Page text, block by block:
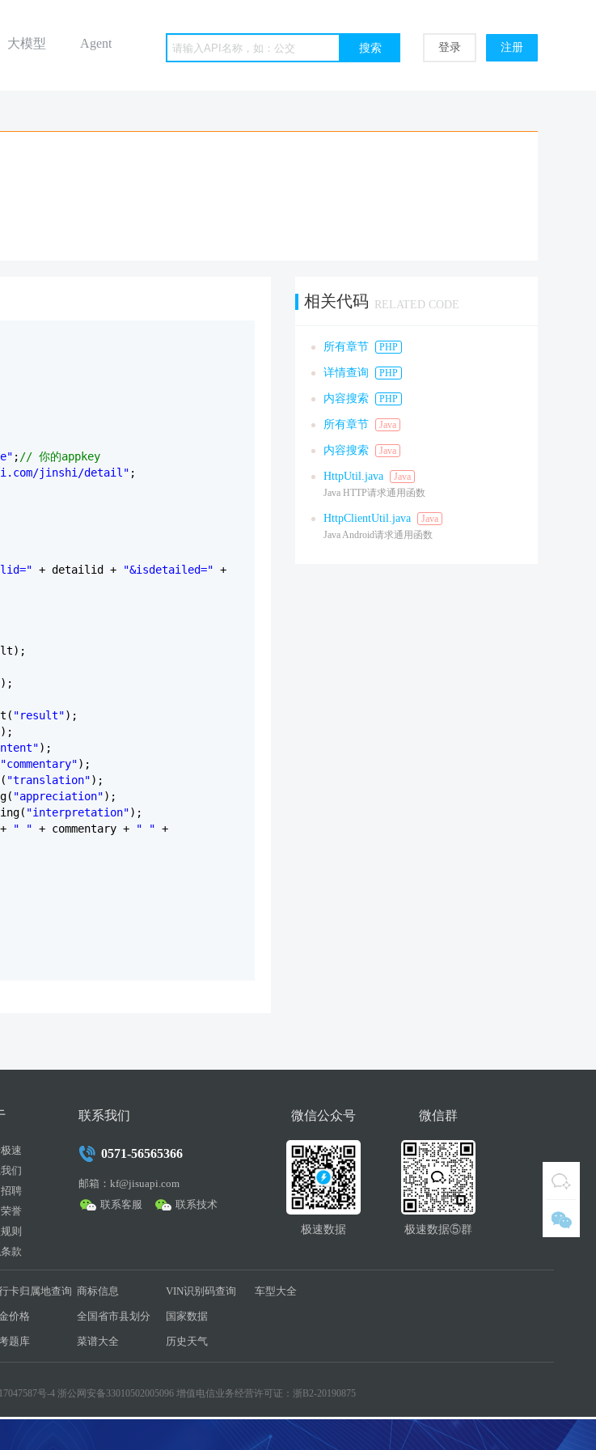
大模型 Agent 登录 注册
; // 你的appkey
jinshi/detail" ;
+ detailid + "&isdetailed=" +
"result");
);
);
"commentary");
"translation");
"appreciation");
"interpretation");
" " + commentary + " " +
相关代码 RELATED CODE
所有章节 PHP
详情查询 PHP
内容搜索 PHP
所有章节 Java
内容搜索 Java
HttpUtil.java
Java
Java HTTP请求通用函数
HttpClientUtil.java
Java
Java Android请求通用函数
速
们
聘
誉
则
款
联系我们
0571-56565366
邮箱：kf@jisuapi.com
联系客服
联系技术
微信公众号
极速数据
微信群
极速数据⑤群
卡归属地查询 商标信息 VIN识别码查询 车型大全
价格 全国省市县划分 国家数据
题库 菜谱大全 历史天气
号-4 浙公网安备33010502005096 增值电信业务经营许可证：浙B2-20190875